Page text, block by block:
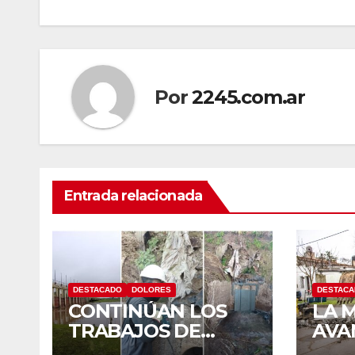
entradas
Por2245.com.ar
Entrada relacionada
DESTACADO DOLORES
CONTINÚAN LOS
TRABAJOS DE
LA